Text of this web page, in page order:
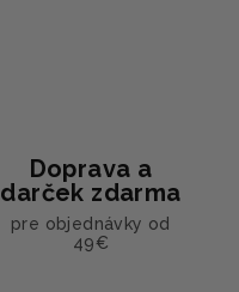
Doprava a
darček zdarma
pre objednávky od
49€